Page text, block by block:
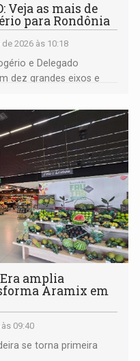
Veja as mais de
para Rondônia
2026 às 10:18
e Delegado
dez grandes eixos e
amplia
Aramix em
09:40
se torna primeira